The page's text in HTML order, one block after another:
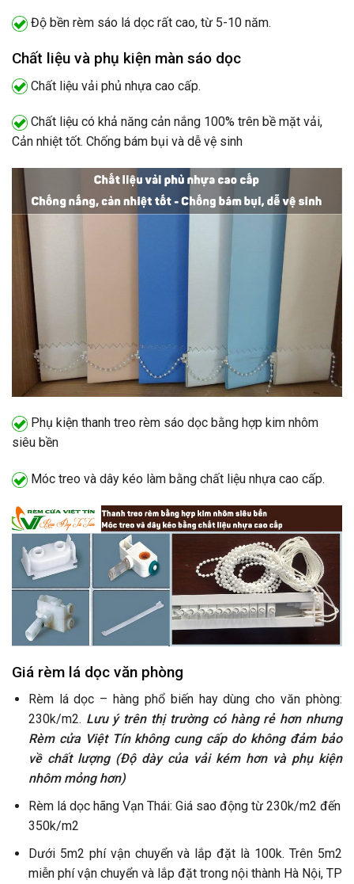
Độ bền rèm sáo lá dọc rất cao, từ 5-10 năm.
Chất liệu và phụ kiện màn sáo dọc
Chất liệu vải phủ nhựa cao cấp.
Chất liệu có khả năng cản nắng 100% trên bề mặt vải,
Cản nhiệt tốt. Chống bám bụi và dễ vệ sinh
Phụ kiện thanh treo rèm sáo dọc bằng hợp kim nhôm
siêu bền
Móc treo và dây kéo làm bằng chất liệu nhựa cao cấp.
Giá rèm lá dọc văn phòng
Rèm lá dọc – hàng phổ biến hay dùng cho văn phòng:
230k/m2. Lưu ý trên thị trường có hàng rẻ hơn nhưng
Rèm cửa Việt Tín không cung cấp do không đảm bảo
về chất lượng (Độ dày của vải kém hơn và phụ kiện
nhôm mỏng hơn)
Rèm lá dọc hãng Vạn Thái: Giá sao động từ 230k/m2 đến
350k/m2
Dưới 5m2 phí vận chuyển và lắp đặt là 100k. Trên 5m2
miễn phí vận chuyển và lắp đặt trong nội thành Hà Nội, TP